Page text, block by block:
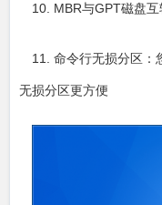
10. MBR与GPT磁盘
11. 命令行无损分区：
无损分区更方便